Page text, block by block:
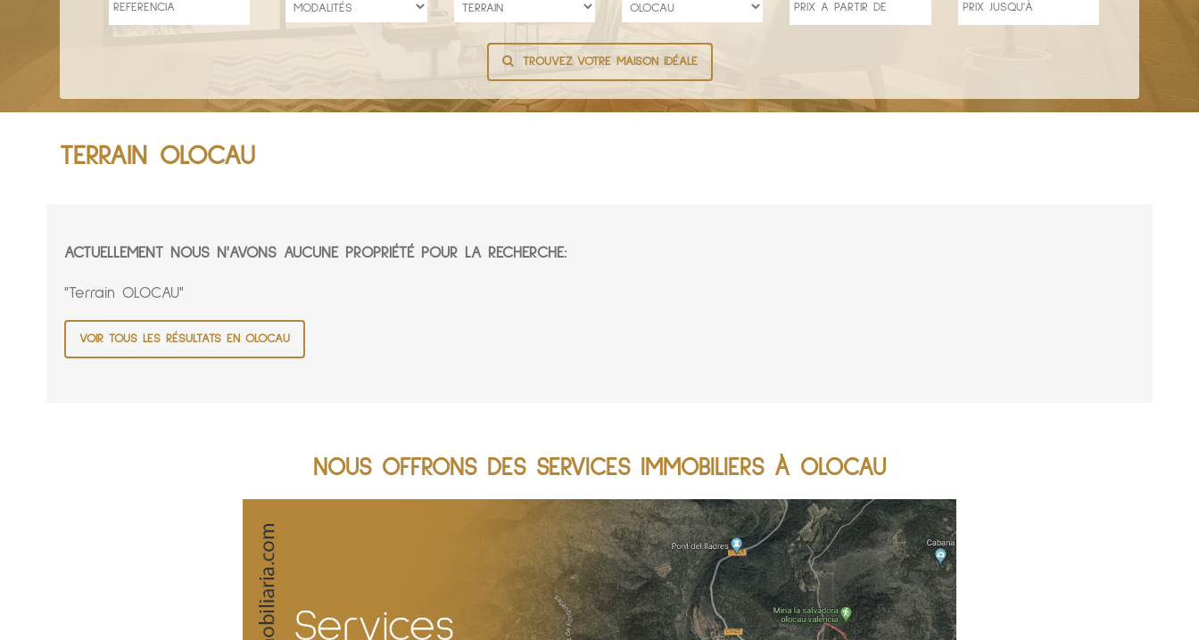
TROUVEZ VOTRE MAISON IDÉALE
TERRAIN OLOCAU
ACTUELLEMENT NOUS N'AVONS AUCUNE PROPRIÉTÉ POUR LA RECHERCHE:
"Terrain OLOCAU"
VOIR TOUS LES RÉSULTATS EN OLOCAU
NOUS OFFRONS DES SERVICES IMMOBILIERS À OLOCAU